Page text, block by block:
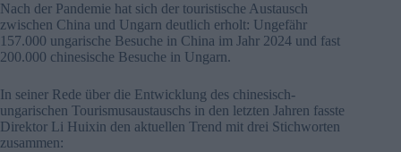
Nach der Pandemie hat sich der touristische Austausch
zwischen China und Ungarn deutlich erholt: Ungefähr
157.000 ungarische Besuche in China im Jahr 2024 und fast
200.000 chinesische Besuche in Ungarn.
In seiner Rede über die Entwicklung des chinesisch-
ungarischen Tourismusaustauschs in den letzten Jahren fasste
Direktor Li Huixin den aktuellen Trend mit drei Stichworten
zusammen: